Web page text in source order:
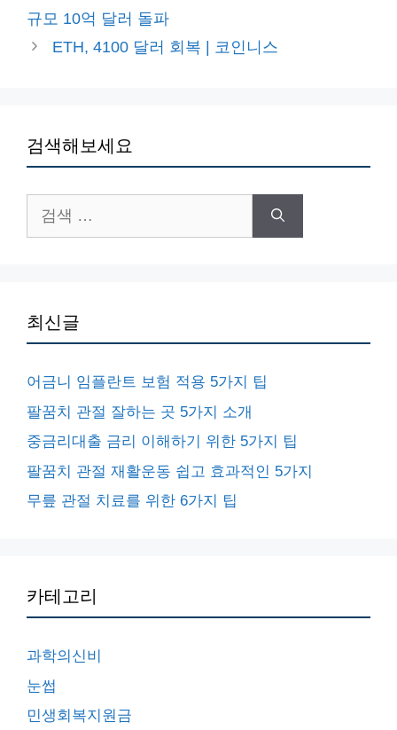
리
규모 10억 달러 돌파
ETH, 4100 달러 회복 | 코인니스
검색해보세요
색:
최신글
어금니 임플란트 보험 적용 5가지 팁
팔꿈치 관절 잘하는 곳 5가지 소개
중금리대출 금리 이해하기 위한 5가지 팁
팔꿈치 관절 재활운동 쉽고 효과적인 5가지
무릎 관절 치료를 위한 6가지 팁
카테고리
과학의신비
눈썹
민생회복지원금